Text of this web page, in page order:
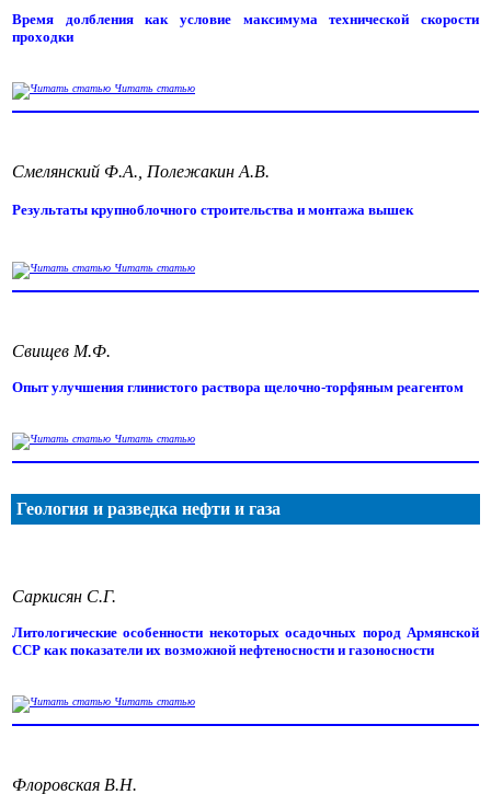
Время долбления как условие максимума технической скорости
проходки
Читать статью
Смелянский Ф.А., Полежакин А.В.
Результаты крупноблочного строительства и монтажа вышек
Читать статью
Свищев М.Ф.
Опыт улучшения глинистого раствора щелочно-торфяным реагентом
Читать статью
Геология и разведка нефти и газа
Саркисян С.Г.
Литологические особенности некоторых осадочных пород Армянской
ССР как показатели их возможной нефтеносности и газоносности
Читать статью
Флоровская В.Н.